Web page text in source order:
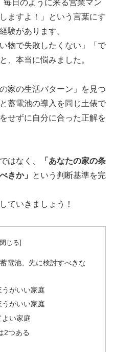
日のように来る営業マン
ますよ！」という言葉にす
験があります。
物で失敗したくない」「で
、本当に悩みました。
家の生活パターン」を見つ
蓄電池の導入を同じ土俵で
せずに自分に合った正解を
はなく、
「あなたの家の条
きか」
という判断基準を完
ていきましょう！
電池、先に検討すべきな
がいい家庭
がいい家庭
よい家庭
2つある